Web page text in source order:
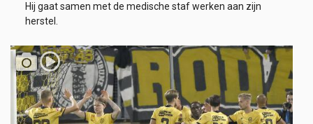
Hij gaat samen met de medische staf werken aan zijn
herstel.